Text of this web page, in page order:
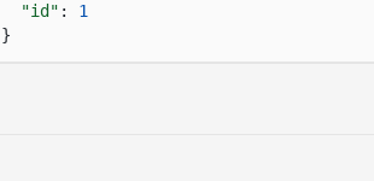
"id" :
1
}